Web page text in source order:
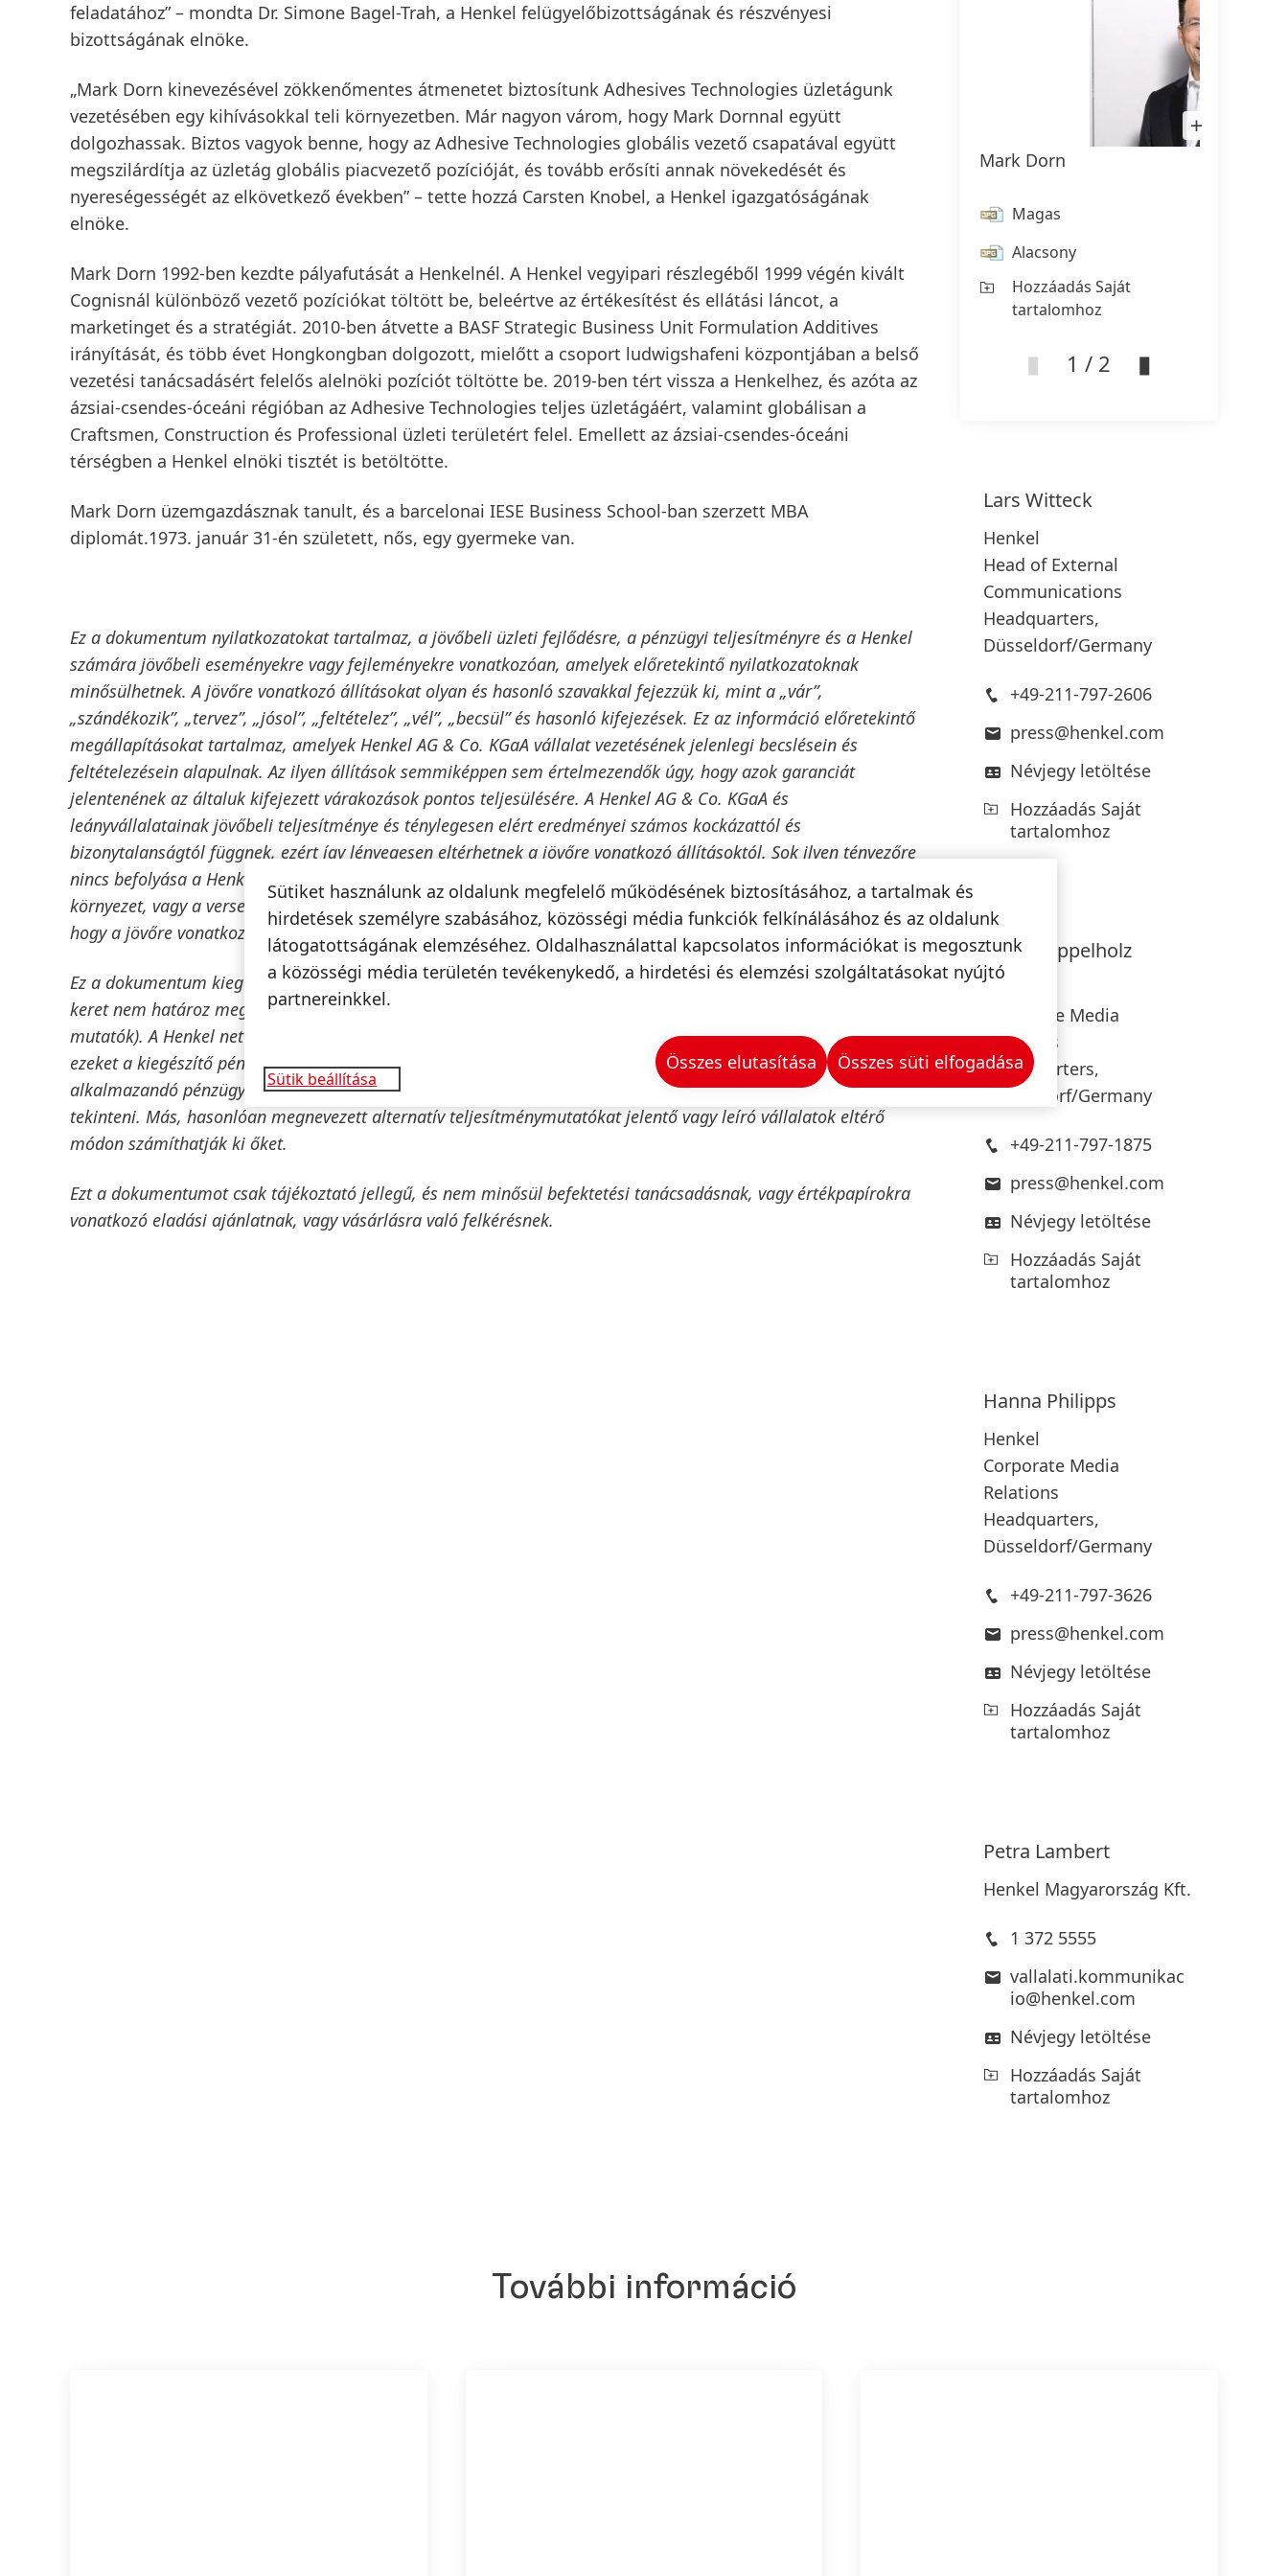
feladatához” – mondta Dr. Simone Bagel-Trah, a Henkel felügyelőbizottságának és részvényesi
bizottságának elnöke.
„Mark Dorn kinevezésével zökkenőmentes átmenetet biztosítunk Adhesives Technologies üzletágunk
vezetésében egy kihívásokkal teli környezetben. Már nagyon várom, hogy Mark Dornnal együtt
dolgozhassak. Biztos vagyok benne, hogy az Adhesive Technologies globális vezető csapatával együtt
megszilárdítja az üzletág globális piacvezető pozícióját, és tovább erősíti annak növekedését és
nyereségességét az elkövetkező években” – tette hozzá Carsten Knobel, a Henkel igazgatóságának
elnöke.
Mark Dorn 1992-ben kezdte pályafutását a Henkelnél. A Henkel vegyipari részlegéből 1999 végén kivált
Cognisnál különböző vezető pozíciókat töltött be, beleértve az értékesítést és ellátási láncot, a
marketinget és a stratégiát. 2010-ben átvette a BASF Strategic Business Unit Formulation Additives
irányítását, és több évet Hongkongban dolgozott, mielőtt a csoport ludwigshafeni központjában a belső
vezetési tanácsadásért felelős alelnöki pozíciót töltötte be. 2019-ben tért vissza a Henkelhez, és azóta az
ázsiai-csendes-óceáni régióban az Adhesive Technologies teljes üzletágáért, valamint globálisan a
Craftsmen, Construction és Professional üzleti területért felel. Emellett az ázsiai-csendes-óceáni
térségben a Henkel elnöki tisztét is betöltötte.
Mark Dorn üzemgazdásznak tanult, és a barcelonai IESE Business School-ban szerzett MBA
diplomát.1973. január 31-én született, nős, egy gyermeke van.
Ez a dokumentum nyilatkozatokat tartalmaz, a jövőbeli üzleti fejlődésre, a pénzügyi teljesítményre és a Henkel
számára jövőbeli eseményekre vagy fejleményekre vonatkozóan, amelyek előretekintő nyilatkozatoknak
minősülhetnek. A jövőre vonatkozó állításokat olyan és hasonló szavakkal fejezzük ki, mint a „vár”,
„szándékozik”, „tervez”, „jósol”, „feltételez”, „vél”, „becsül” és hasonló kifejezések. Ez az információ előretekintő
megállapításokat tartalmaz, amelyek Henkel AG & Co. KGaA vállalat vezetésének jelenlegi becslésein és
feltételezésein alapulnak. Az ilyen állítások semmiképpen sem értelmezendők úgy, hogy azok garanciát
jelentenének az általuk kifejezett várakozások pontos teljesülésére. A Henkel AG & Co. KGaA és
leányvállalatainak jövőbeli teljesítménye és ténylegesen elért eredményei számos kockázattól és
bizonytalanságtól függnek, ezért így lényegesen eltérhetnek a jövőre vonatkozó állításoktól. Sok ilyen tényezőre
nincs befolyása a Henkelnek, és ezek előre nem becsülhetők fel pontosan, mint például a jövőbeli gazdasági
környezet, vagy a versenytársak és más piaci szereplők tevékenysége. A Henkel nem tervezi és nem vállalja,
hogy a jövőre vonatkozó állításait frissítse.
Ez a dokumentum kiegészítő pénzügyi mutatókat tartalmaz, amelyeket az alkalmazandó pénzügyi beszámolási
keret nem határoz meg egyértelműen, és amelyek alternatív teljesítménymutatók lehetnek
mutatók). A Henkel nettó eszközállományának, pénzügyi helyzetének és működési eredményeinek értékelésekor
ezeket a kiegészítő pénzügyi mutatókat nem szabad külön-külön vagy a konszolidált pénzügyi kimutatásaiban
alkalmazandó pénzügyi beszámolási keretekkel összhangban bemutatott pénzügyi mutatók alternatívájaként
tekinteni. Más, hasonlóan megnevezett alternatív teljesítménymutatókat jelentő vagy leíró vállalatok eltérő
módon számíthatják ki őket.
Ezt a dokumentumot csak tájékoztató jellegű, és nem minősül befektetési tanácsadásnak, vagy értékpapírokra
vonatkozó eladási ajánlatnak, vagy vásárlásra való felkérésnek.
Kép
megnyitása
Lightboxban
Mark Dorn
Magas
Alacsony
Hozzáadás Saját
tartalomhoz
1 / 2
Lars Witteck
Henkel
Head of External
Communications
Headquarters,
Düsseldorf/Germany
+49-211-797-2606
press@henkel.com
Névjegy letöltése
Hozzáadás Saját
tartalomhoz
Wulf Klüppelholz
Henkel
Corporate Media
Relations
Headquarters,
Düsseldorf/Germany
+49-211-797-1875
press@henkel.com
Névjegy letöltése
Hozzáadás Saját
tartalomhoz
Hanna Philipps
Henkel
Corporate Media
Relations
Headquarters,
Düsseldorf/Germany
+49-211-797-3626
press@henkel.com
Névjegy letöltése
Hozzáadás Saját
tartalomhoz
Petra Lambert
Henkel Magyarország Kft.
1 372 5555
vallalati.kommunikac
io@henkel.com
Névjegy letöltése
Hozzáadás Saját
tartalomhoz
További információ
Sütiket használunk az oldalunk megfelelő működésének biztosításához, a tartalmak és
hirdetések személyre szabásához, közösségi média funkciók felkínálásához és az oldalunk
látogatottságának elemzéséhez. Oldalhasználattal kapcsolatos információkat is megosztunk
a közösségi média területén tevékenykedő, a hirdetési és elemzési szolgáltatásokat nyújtó
partnereinkkel.
Sütik beállítása
Összes elutasítása Összes süti elfogadása